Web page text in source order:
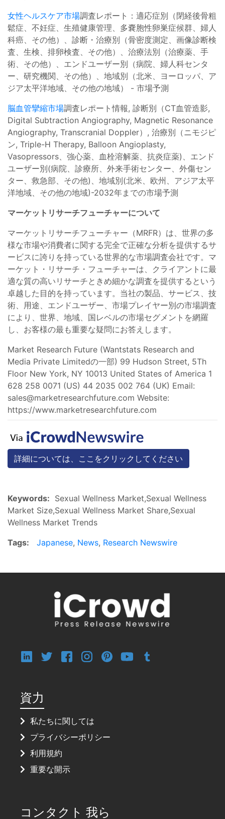
女性ヘルスケア市場調査レポート：適応症別（閉経後骨粗
鬆症、不妊症、生殖健康管理、多嚢胞性卵巣症候群、婦人
科癌、その他）、診断・治療別（骨密度測定、画像診断検
査、生検、排卵検査、その他）、治療法別（治療薬、手
術、その他）、エンドユーザー別（病院、婦人科センタ
ー、研究機関、その他）、地域別（北米、ヨーロッパ、ア
ジア太平洋地域、その他の地域） - 市場予測
脳血管攣縮市場調査レポート情報, 診断別（CT血管造影,
Digital Subtraction Angiography, Magnetic Resonance
Angiography, Transcranial Doppler）, 治療別（ニモジピ
ン, Triple-H Therapy, Balloon Angioplasty,
Vasopressors、強心薬、血栓溶解薬、抗炎症薬)、エンド
ユーザー別(病院、診療所、外来手術センター、外傷セン
ター、救急部、その他)、地域別(北米、欧州、アジア太平
洋地域、その他の地域)-2032年までの市場予測
マーケットリサーチフューチャーについて
マーケットリサーチフューチャー（MRFR）は、世界の多
様な市場や消費者に関する完全で正確な分析を提供するサ
ービスに誇りを持っている世界的な市場調査会社です。マ
ーケット・リサーチ・フューチャーは、クライアントに最
適な質の高いリサーチときめ細かな調査を提供するという
卓越した目的を持っています。当社の製品、サービス、技
術、用途、エンドユーザー、市場プレイヤー別の市場調査
により、世界、地域、国レベルの市場セグメントを網羅
し、お客様の最も重要な疑問にお答えします。
Market Research Future (Wantstats Research and
Media Private Limitedの一部) 99 Hudson Street, 5Th
Floor New York, NY 10013 United States of America 1
628 258 0071 (US) 44 2035 002 764 (UK) Email:
sales@marketresearchfuture.com Website:
https://www.marketresearchfuture.com
詳細については、ここをクリックしてください
Keywords: Sexual Wellness Market,Sexual Wellness
Market Size,Sexual Wellness Market Share,Sexual
Wellness Market Trends
Tags:
Japanese, News, Research Newswire
資力
私たちに関しては
プライバシーポリシー
利用規約
重要な開示
コンタクト 我ら